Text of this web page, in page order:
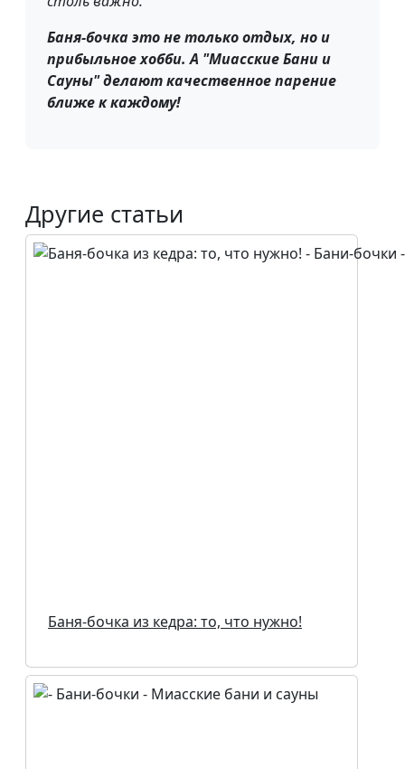
Баня-бочка это не только отдых, но и
прибыльное хобби. А "Миасские Бани и
Сауны" делают качественное парение
ближе к каждому!
Другие статьи
Баня-бочка из кедра: то, что нужно!